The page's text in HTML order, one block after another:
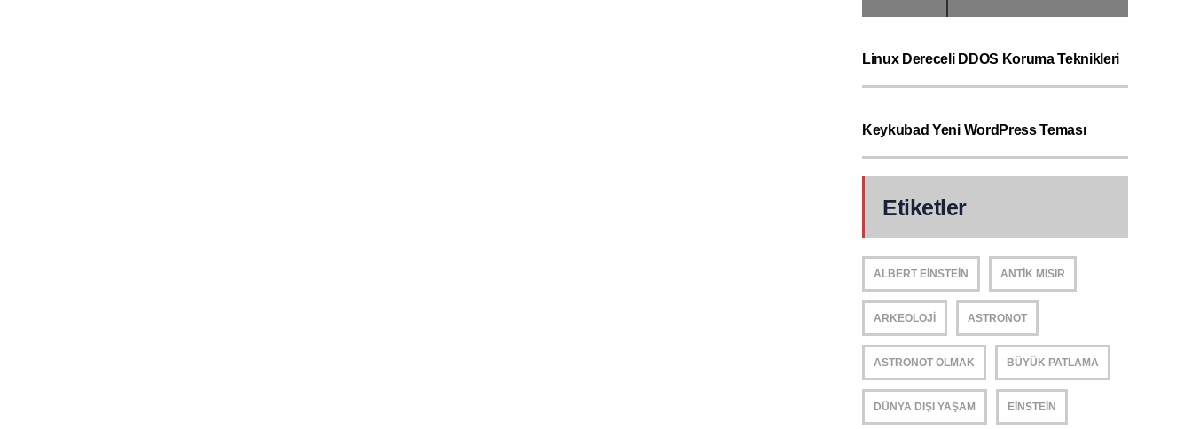
Linux Dereceli DDOS Koruma Teknikleri
Keykubad Yeni WordPress Teması
Etiketler
ALBERT EINSTEIN ANTIK MISIR
ARKEOLOJI ASTRONOT
ASTRONOT OLMAK BÜYÜK PATLAMA
DÜNYA DIŞI YAŞAM EINSTEIN